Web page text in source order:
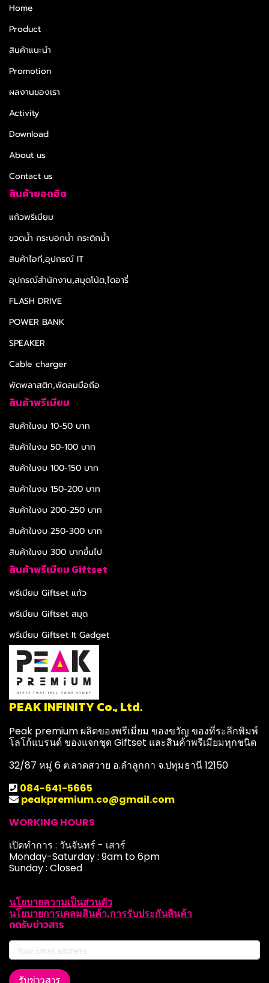
Home
Product
สินค้าแนะนำ
Promotion
ผลงานของเรา
Activity
Download
About us
Contact us
สินค้ายอดฮิต
แก้วพรีเมียม
ขวดน้ำ กระบอกน้ำ กระติกน้ำ
สินค้าไอที,อุปกรณ์ IT
อุปกรณ์สำนักงาน,สมุดโน้ต,ไดอารี่
FLASH DRIVE
POWER BANK
SPEAKER
Cable charger
พัดพลาสติก,พัดลมมือถือ
สินค้าพรีเมียม
สินค้าในงบ 10-50 บาท
สินค้าในงบ 50-100 บาท
สินค้าในงบ 100-150 บาท
สินค้าในงบ 150-200 บาท
สินค้าในงบ 200-250 บาท
สินค้าในงบ 250-300 บาท
สินค้าในงบ 300 บาทขึ้นไป
สินค้าพรีเมียม Giftset
พรีเมียม Giftset แก้ว
พรีเมียม Giftset สมุด
พรีเมียม Giftset It Gadget
PEAK INFINITY Co., Ltd.
Peak premium ผลิตของพรีเมี่ยม ของขวัญ ของที่ระลึกพิมพ์
โลโก้แบรนด์ ของแจกชุด Giftset และสินค้าพรีเมียมทุกชนิด
32/87 หมู่ 6 ต.ลาดสวาย อ.ลำลูกกา จ.ปทุมธานี 12150
084-641-5665
peakpremium.co@gmail.com
WORKING HOURS
เปิดทำการ : วันจันทร์ - เสาร์
Monday-Saturday : 9am to 6pm
Sunday : Closed
นโยบายความเป็นส่วนตัว
นโยบายการเคลมสินค้า,การรับประกันสินค้า
กดรับข่าวสาร